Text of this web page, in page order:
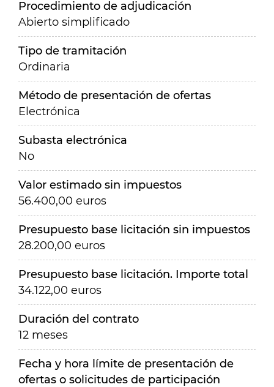
Procedimiento de adjudicación
Abierto simplificado
Tipo de tramitación
Ordinaria
Método de presentación de ofertas
Electrónica
Subasta electrónica
No
Valor estimado sin impuestos
56.400,00 euros
Presupuesto base licitación sin impuestos
28.200,00 euros
Presupuesto base licitación. Importe total
34.122,00 euros
Duración del contrato
12 meses
Fecha y hora límite de presentación de
ofertas o solicitudes de participación